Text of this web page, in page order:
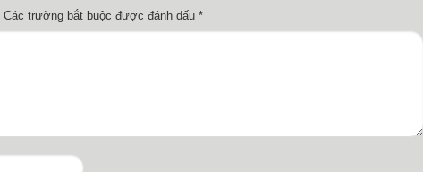
Các trường bắt buộc được đánh dấu *